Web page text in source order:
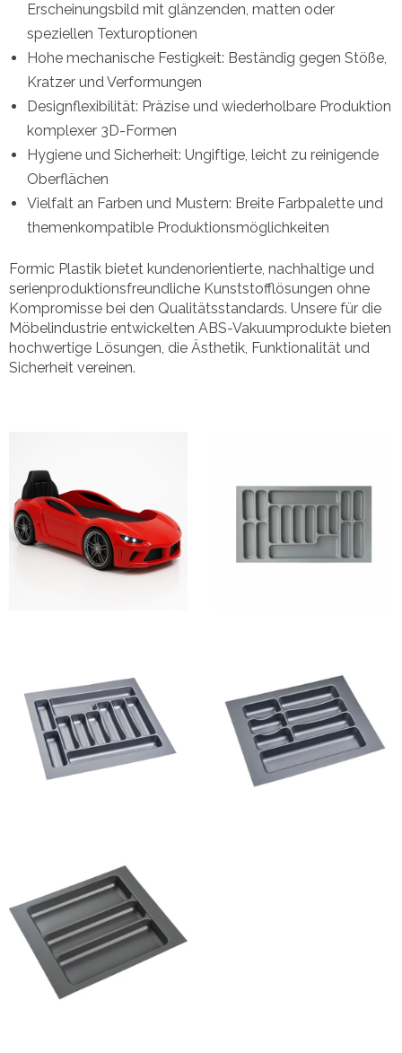
Erscheinungsbild mit glänzenden, matten oder
speziellen Texturoptionen
Hohe mechanische Festigkeit: Beständig gegen Stöße,
Kratzer und Verformungen
Designflexibilität: Präzise und wiederholbare Produktion
komplexer 3D-Formen
Hygiene und Sicherheit: Ungiftige, leicht zu reinigende
Oberflächen
Vielfalt an Farben und Mustern: Breite Farbpalette und
themenkompatible Produktionsmöglichkeiten
Formic Plastik bietet kundenorientierte, nachhaltige und
serienproduktionsfreundliche Kunststofflösungen ohne
Kompromisse bei den Qualitätsstandards. Unsere für die
Möbelindustrie entwickelten ABS-Vakuumprodukte bieten
hochwertige Lösungen, die Ästhetik, Funktionalität und
Sicherheit vereinen.